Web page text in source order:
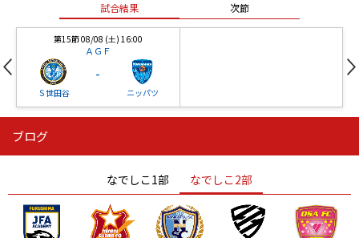
試合結果 次節
第15節 08/08 (土) 16:00
ＡＧＦ
Ｓ世田谷
-
ニッパツ
ニッパツ
ニッパツ 名古屋
石人の星
静岡 愛媛Ｌ
ブログ
なでしこ1部 なでしこ2部